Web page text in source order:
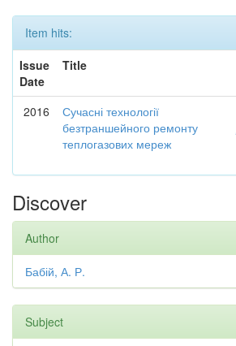
Item hits:
Issue
Date
Title
2016
Сучасні технології
безтраншейного ремонту
теплогазових мереж
Discover
Author
Бабій, А. Р.
Subject